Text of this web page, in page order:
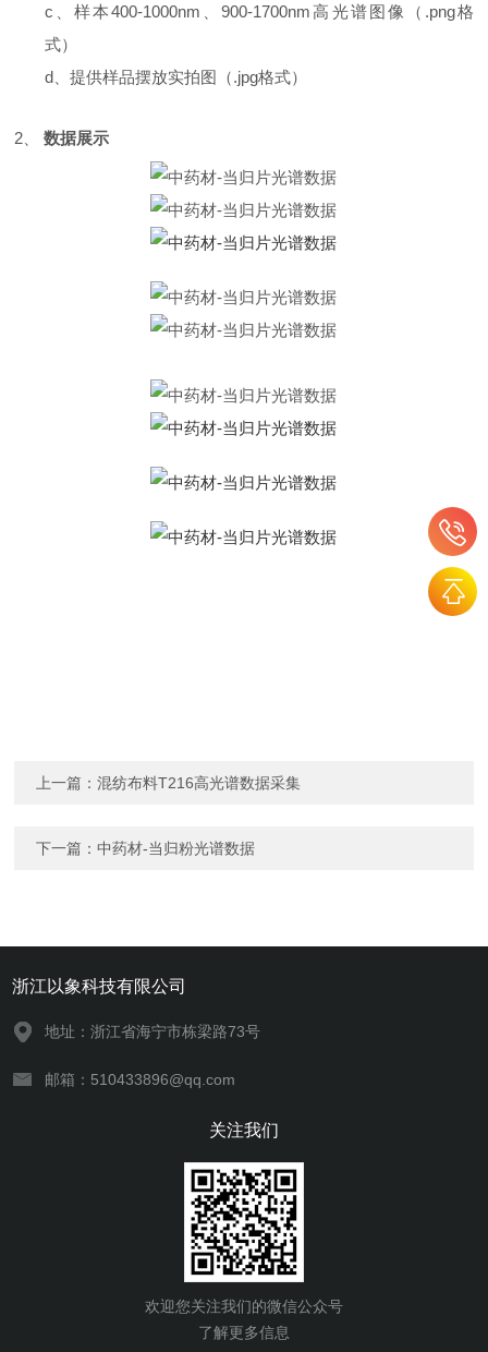
c、样本400-1000nm、900-1700nm高光谱图像（.png格
式）
d、提供样品摆放实拍图（.jpg格式）
2、数据展示
上一篇：混纺布料T216高光谱数据采集
下一篇：中药材-当归粉光谱数据
浙江以象科技有限公司
地址：浙江省海宁市栋梁路73号
邮箱：510433896@qq.com
关注我们
欢迎您关注我们的微信公众号
了解更多信息